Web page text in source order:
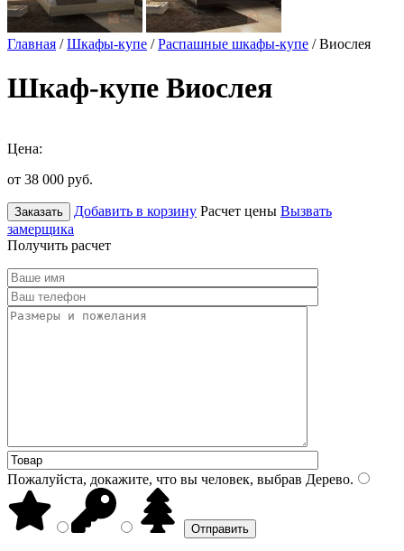
Главная /Шкафы-купе /Распашные шкафы-купе / Виослея
Шкаф-купе Виослея
Цена:
от 38 000 руб.
Заказать Добавить в корзину Расчет цены Вызвать
замерщика
Получить расчет
Пожалуйста, докажите, что вы человек, выбрав Дерево.